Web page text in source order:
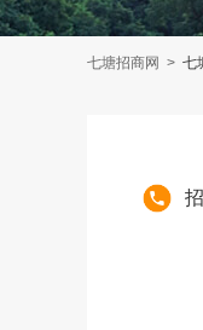
七塘招商网 > 七